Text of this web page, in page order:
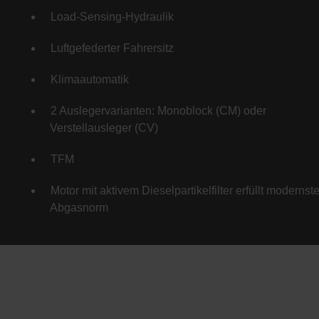
Load-Sensing-Hydraulik
Luftgefederter Fahrersitz
Klimaautomatik
2 Auslegervarianten: Monoblock (CM) oder
Verstellausleger (CV)
TFM
Motor mit aktivem Dieselpartikelfilter erfüllt modernste
Abgasnorm